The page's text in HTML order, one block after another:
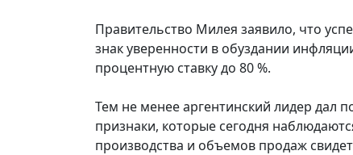
Правительство Милея заявило, что
знак уверенности в обуздании
процентную ставку до 80 %.
Тем не менее аргентинский лидер дал
признаки, которые сегодня
производства и объемов продаж